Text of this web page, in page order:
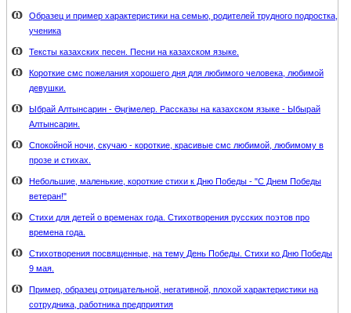
Образец и пример характеристики на семью, родителей трудного подростка,
ученика
Тексты казахских песен. Песни на казахском языке.
Короткие смс пожелания хорошего дня для любимого человека, любимой
девушки.
Ыбрай Алтынсарин - Әңгімелер. Рассказы на казахском языке - Ыбырай
Алтынсарин.
Спокойной ночи, скучаю - короткие, красивые смс любимой, любимому в
прозе и стихах.
Небольшие, маленькие, короткие стихи к Дню Победы - "С Днем Победы
ветеран!"
Стихи для детей о временах года. Стихотворения русских поэтов про
времена года.
Стихотворения посвященные, на тему День Победы. Стихи ко Дню Победы
9 мая.
Пример, образец отрицательной, негативной, плохой характеристики на
сотрудника, работника предприятия